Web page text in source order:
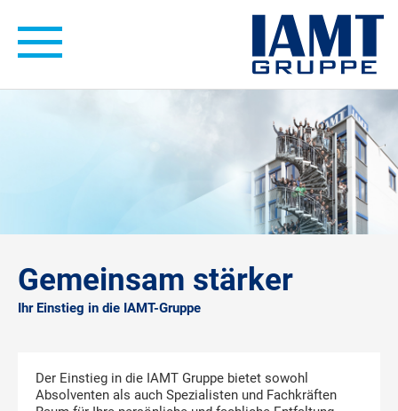
Hauptnavigation
Gemeinsam stärker
Ihr Einstieg in die IAMT-Gruppe
Der Einstieg in die IAMT Gruppe bietet sowohl
Absolventen als auch Spezialisten und Fachkräften